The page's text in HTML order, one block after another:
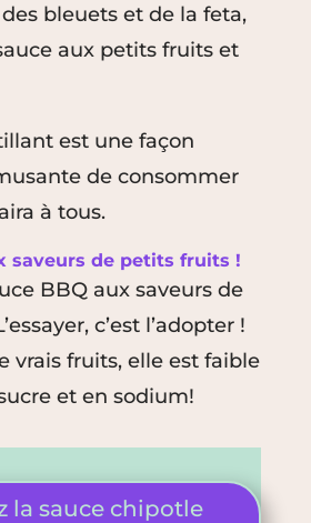
bleuets et de la feta,
aux petits fruits et
est une façon
de consommer
à tous.
saveurs de petits fruits !
BBQ aux saveurs de
c’est l’adopter !
vrais fruits, elle est faible
et en sodium!
la sauce chipotle